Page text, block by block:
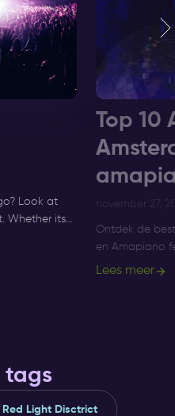
Look at
Whether its
is always
Top 10
november 27,
Ontdek de
en Amapiano
Supperclub,
Lees meer
tags
Red Light Disctrict